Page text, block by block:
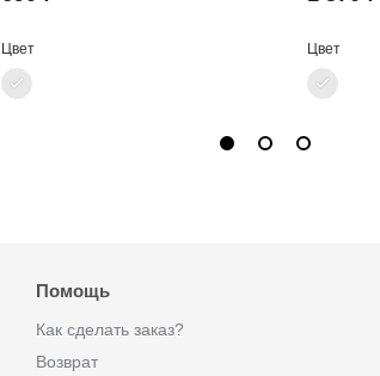
Цвет Цвет
Помощь
Как сделать заказ?
Возврат